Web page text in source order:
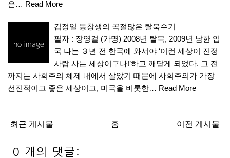
은… Read More
김정일 동창생의 곡절많은 탈북수기
필자 : 장영걸 (가명) 2008년 탈북, 2009년 남한 입
국 나는 ３년 전 한국에 와서야 ‘이런 세상이 진정
사람 사는 세상이구나!’하고 깨닫게 되었다. 그 전
까지는 사회주의 체제 내에서 살았기 때문에 사회주의가 가장
선진적이고 좋은 세상이고, 미국을 비롯한… Read More
최근 게시물 이전 게시물
홈
0 개의 댓글: